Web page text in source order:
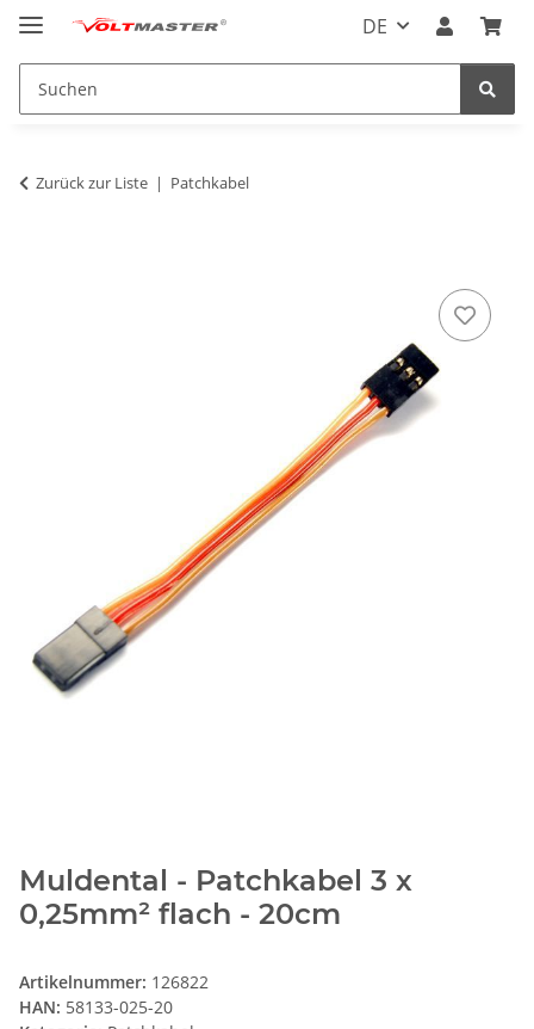
DE
Zurück zur Liste Patchkabel
Muldental - Patchkabel 3 x
0,25mm² flach - 20cm
Artikelnummer: 126822
HAN: 58133-025-20